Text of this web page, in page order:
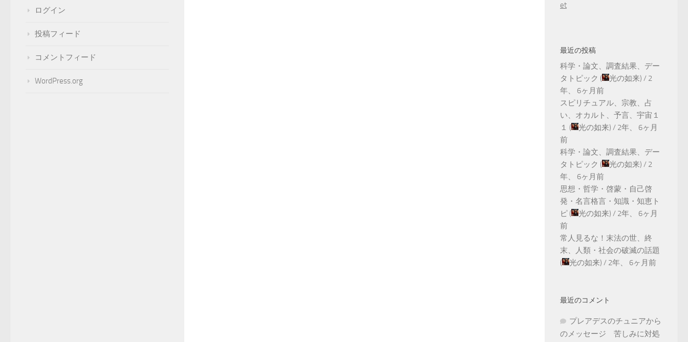
ログイン
投稿フィード
コメントフィード
WordPress.org
et
最近の投稿
科学・論文、調査結果、デー
タトピック ( 光の如来) / 2
年、 6ヶ月前
スピリチュアル、宗教、占
い、オカルト、予言、宇宙１
１ ( 光の如来) / 2年、 6ヶ月
前
科学・論文、調査結果、デー
タトピック ( 光の如来) / 2
年、 6ヶ月前
思想・哲学・啓蒙・自己啓
発・名言格言・知識・知恵ト
ピ ( 光の如来) / 2年、 6ヶ月
前
常人見るな！末法の世、終
末、人類・社会の破滅の話題
(
光の如来) / 2年、 6ヶ月前
最近のコメント
プレアデスのチュニアから
のメッセージ 苦しみに対処